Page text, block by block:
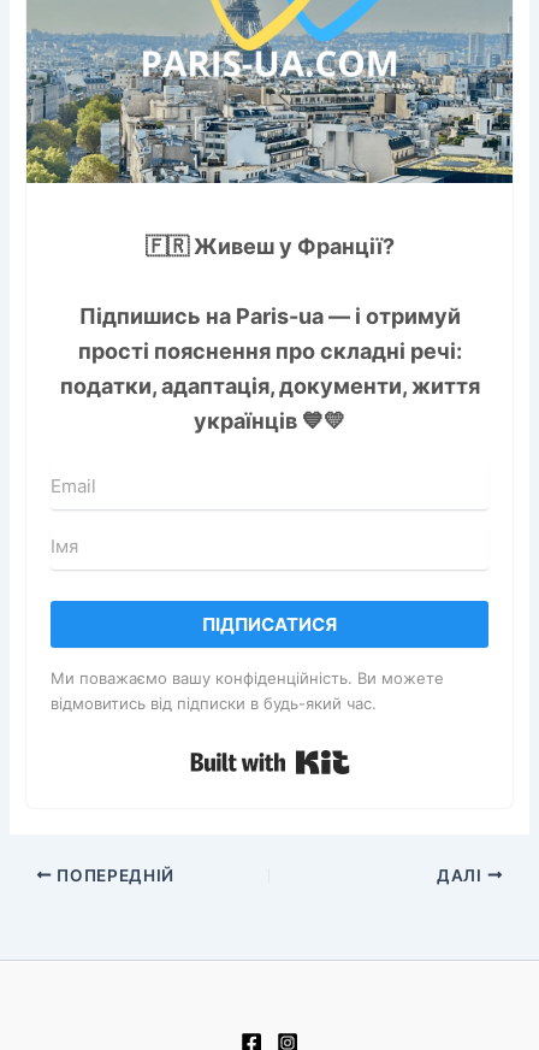
🇫🇷 Живеш у Франції?
Підпишись на Paris-ua— і отримуй
прості пояснення про складні речі:
податки, адаптація, документи, життя
українців 💙💛
ПІДПИСАТИСЯ
Ми поважаємо вашу конфіденційність. Ви можете
відмовитись від підписки в будь-який час.
ПОПЕРЕДНІЙ ДАЛІ